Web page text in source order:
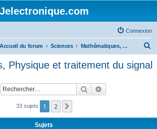
Jelectronique.com
Connexion
Accueil du forum Sciences Mathématiques, Physique et traitement du signal
c
c
Physique et traitement du signal
Rechercher
33 sujets 1 2
Sujets